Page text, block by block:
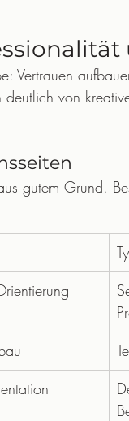
Vertrauen
von
gutem Grund.